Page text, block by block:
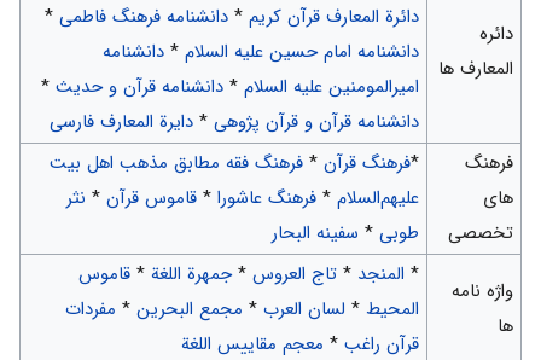
دائره
المعارف ها
دائرة المعارف قرآن کریم* دانشنامه فرهنگ فاطمی*
دانشنامه امام حسین علیه السلام* دانشنامه
امیرالمومنین علیه السلام* دانشنامه قرآن و حدیث*
دانشنامه قرآن و قرآن پژوهی* دایرة المعارف فارسی
فرهنگ
های
تخصصی
*فرهنگ قرآن* فرهنگ فقه مطابق مذهب اهل بیت
علیهم‌السلام* فرهنگ عاشورا* قاموس قرآن* نثر
طوبی* سفینه البحار
واژه نامه
ها
* المنجد * تاج العروس*جمهرة اللغة* قاموس
المحیط* لسان العرب* مجمع البحرین* مفردات
قرآن راغب* معجم مقاییس اللغة